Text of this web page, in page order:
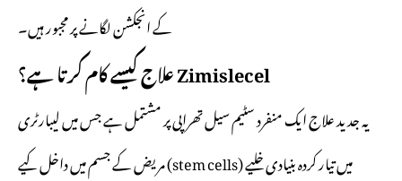
کے انجکشن لگانے پر مجبور ہیں۔
Zimislecel علاج کیسے کام کرتا ہے؟
یہ جدید علاج ایک منفرد سٹیم سیل تھراپی پر مشتمل ہے جس میں لیبارٹری
میں تیار کردہ بنیادی خلیے (stem cells) مریض کے جسم میں داخل کیے